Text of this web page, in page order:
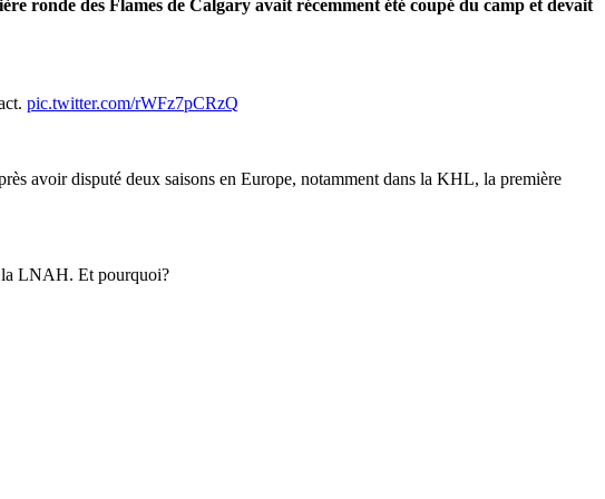
ronde des Flames de Calgary avait récemment été coupé du camp et devait
pic.twitter.com/rWFz7pCRzQ
avoir disputé deux saisons en Europe, notamment dans la KHL, la première
la LNAH. Et pourquoi?